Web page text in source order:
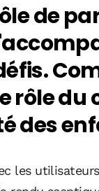
de
rôle du
des
les